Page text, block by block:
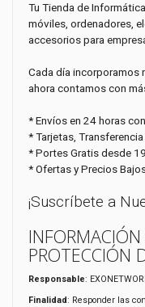
Tu Tienda de
móviles, ordenadores,
accesorios para
Cada día incorporamos
ahora contamos con
* Envíos en 24 horas
* Tarjetas,
* Portes Gratis desde
* Ofertas y Precios
¡Suscríbete a
INFORMACIÓN
PROTECCIÓN
Responsable:
Finalidad: Responder las